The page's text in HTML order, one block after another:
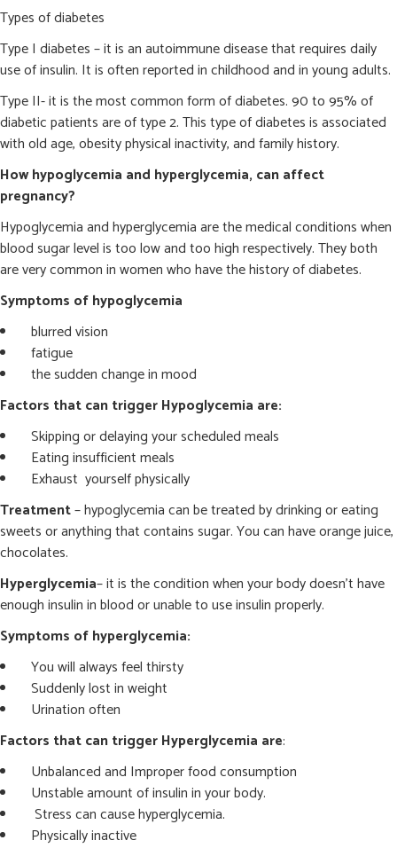
Types of diabetes
Type I diabetes – it is an autoimmune disease that requires daily
use of insulin. It is often reported in childhood and in young adults.
Type II- it is the most common form of diabetes. 90 to 95% of
diabetic patients are of type 2. This type of diabetes is associated
with old age, obesity physical inactivity, and family history.
How hypoglycemia and hyperglycemia, can affect
pregnancy?
Hypoglycemia and hyperglycemia are the medical conditions when
blood sugar level is too low and too high respectively. They both
are very common in women who have the history of diabetes.
Symptoms of hypoglycemia
blurred vision
fatigue
the sudden change in mood
Factors that can trigger Hypoglycemia are:
Skipping or delaying your scheduled meals
Eating insufficient meals
Exhaust yourself physically
Treatment– hypoglycemia can be treated by drinking or eating
sweets or anything that contains sugar. You can have orange juice,
chocolates.
Hyperglycemia– it is the condition when your body doesn’t have
enough insulin in blood or unable to use insulin properly.
Symptoms of hyperglycemia:
You will always feel thirsty
Suddenly lost in weight
Urination often
Factors that can trigger Hyperglycemia are:
Unbalanced and Improper food consumption
Unstable amount of insulin in your body.
Stress can cause hyperglycemia.
Physically inactive